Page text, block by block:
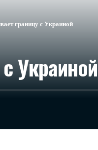
границу с Украиной
Украиной